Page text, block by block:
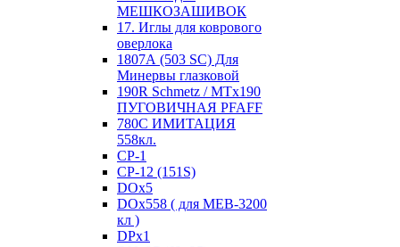
МЕШКОЗАШИВОК
17. Иглы для коврового
оверлока
1807А (503 SC) Для
Минервы глазковой
190R Schmetz / MTx190
ПУГОВИЧНАЯ PFAFF
780С ИМИТАЦИЯ
558кл.
CP-1
CP-12 (151S)
DOx5
DOx558 ( для MEB-3200
кл )
DPx1